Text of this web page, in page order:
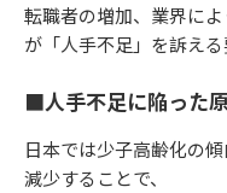
転職者の増加、業界に
が「人手不足」を訴え
■人手不足に陥った
日本では少子高齢化の
減少することで、